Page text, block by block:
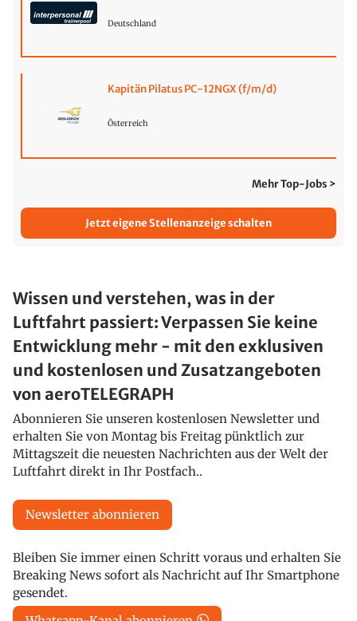
Deutschland
Kapitän Pilatus PC-12NGX (f/m/d)
Österreich
Mehr Top-Jobs >
Jetzt eigene Stellenanzeige schalten
Wissen und verstehen, was in der
Luftfahrt passiert: Verpassen Sie keine
Entwicklung mehr - mit den exklusiven
und kostenlosen und Zusatzangeboten
von aeroTELEGRAPH
Abonnieren Sie unseren kostenlosen Newsletter und
erhalten Sie von Montag bis Freitag pünktlich zur
Mittagszeit die neuesten Nachrichten aus der Welt der
Luftfahrt direkt in Ihr Postfach..
Newsletter abonnieren
Bleiben Sie immer einen Schritt voraus und erhalten Sie
Breaking News sofort als Nachricht auf Ihr Smartphone
gesendet.